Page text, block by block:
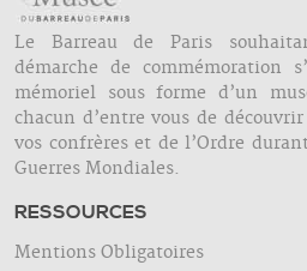
Le Barreau de Paris
démarche de commémoration
mémoriel sous forme d’un
chacun d’entre vous de
vos confrères et de l’Ordre
Guerres Mondiales.
RESSOURCES
Mentions Obligatoires